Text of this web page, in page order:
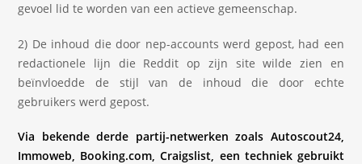
gevoel lid te worden van een actieve gemeenschap.
2) De inhoud die door nep-accounts werd gepost, had een
redactionele lijn die Reddit op zijn site wilde zien en
beïnvloedde de stijl van de inhoud die door echte
gebruikers werd gepost.
Via bekende derde partij-netwerken zoals Autoscout24,
Immoweb, Booking.com, Craigslist, een techniek gebruikt